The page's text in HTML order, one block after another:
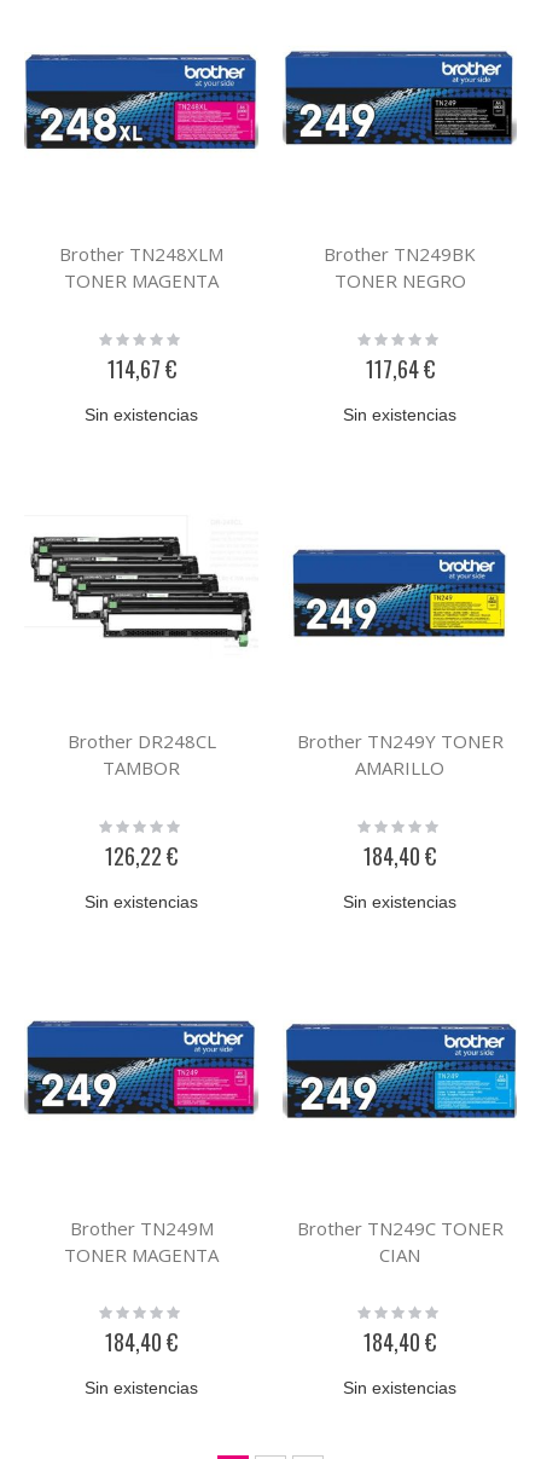
Brother TN248XLM
TONER MAGENTA
Rating:
114,67 €
Sin existencias
Brother TN249BK
TONER NEGRO
Rating:
117,64 €
Sin existencias
Brother DR248CL
TAMBOR
Rating:
126,22 €
Sin existencias
Brother TN249Y TONER
AMARILLO
Rating:
184,40 €
Sin existencias
Brother TN249M
TONER MAGENTA
Rating:
184,40 €
Sin existencias
Brother TN249C TONER
CIAN
Rating:
184,40 €
Sin existencias